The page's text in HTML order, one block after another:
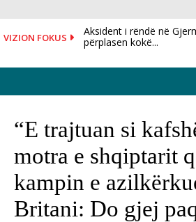
VIZION FOKUS
Aksident i rëndë në
përplasen kokë...
“E trajtuan si
motra e shqiptarit
kampin e
Britani: Do gjej